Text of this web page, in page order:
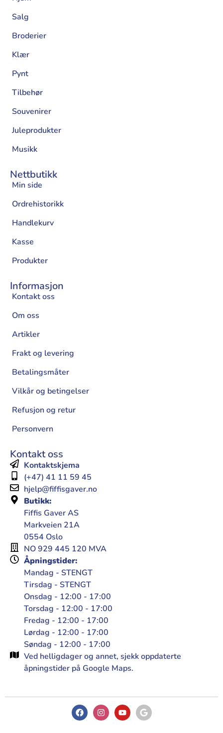
Salg
Broderier
Klær
Pynt
Tilbehør
Souvenirer
Juleprodukter
Musikk
Nettbutikk
Min side
Ordrehistorikk
Handlekurv
Kasse
Produkter
Informasjon
Kontakt oss
Om oss
Artikler
Frakt og levering
Betalingsmåter
Vilkår og betingelser
Refusjon og retur
Personvern
Kontakt oss
Kontaktskjema
(+47) 41 11 59 45
hjelp@fiffisgaver.no
Butikk:
Fiffis Gaver AS
Markveien 21A
0554 Oslo
NO 929 445 120 MVA
Åpningstider:
Mandag - STENGT
Tirsdag - STENGT
Onsdag - 12:00 - 17:00
Torsdag - 12:00 - 17:00
Fredag - 12:00 - 17:00
Lørdag - 12:00 - 17:00
Søndag - 12:00 - 17:00
Ved helligdager og annet, sjekk oppdaterte
åpningstider på Google Maps.